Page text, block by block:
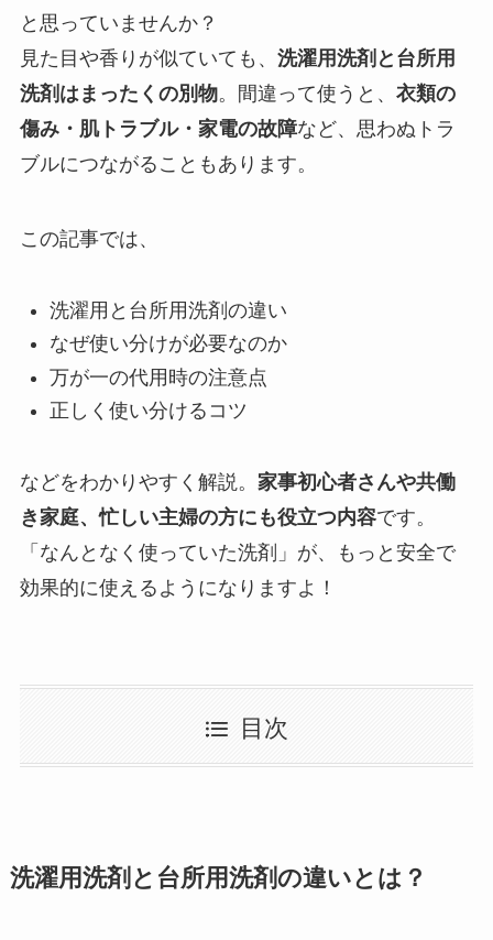
と思っていませんか？
見た目や香りが似ていても、 洗濯用洗剤と台所用
洗剤はまったくの別物。間違って使うと、 衣類の
傷み・肌トラブル・家電の故障など、思わぬトラ
ブルにつながることもあります。
この記事では、
洗濯用と台所用洗剤の違い
なぜ使い分けが必要なのか
万が一の代用時の注意点
正しく使い分けるコツ
などをわかりやすく解説。 家事初心者さんや共働
き家庭、忙しい主婦の方にも役立つ内容です。
「なんとなく使っていた洗剤」が、もっと安全で
効果的に使えるようになりますよ！
目次
洗濯用洗剤と台所用洗剤の違いとは？